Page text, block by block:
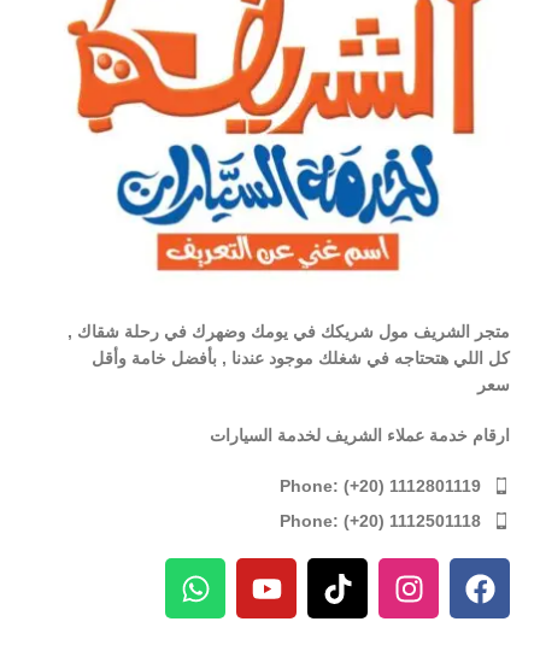
متجر الشريف مول شريكك في يومك وضهرك في رحلة شقاك ,
كل اللي هتحتاجه في شغلك موجود عندنا , بأفضل خامة وأقل
سعر
ارقام خدمة عملاء الشريف لخدمة السيارات
Phone: (+20) 1112801119
Phone: (+20) 1112501118